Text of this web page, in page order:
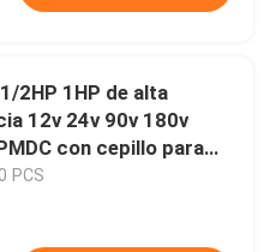
2HP 1HP de alta
12v 24v 90v 180v
con cepillo para
PCS